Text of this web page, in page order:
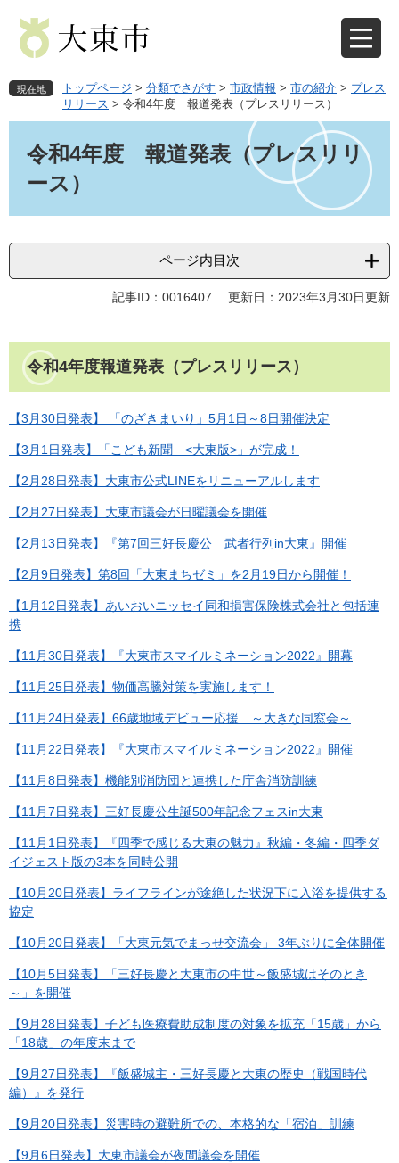
先
で
を
ば
へ
現在地 トップページ > 分類でさがす > 市政情報 > 市の紹介 > プレス
リリース > 令和4年度 報道発表（プレスリリース）
令和4年度 報道発表（プレスリリ
ース）
ページ内目次
記事ID：0016407 更新日：2023年3月30日更新
令和4年度報道発表（プレスリリース）
【3月30日発表】 「のざきまいり」5月1日～8日開催決定
【3月1日発表】「こども新聞 <大東版>」が完成！
【2月28日発表】大東市公式LINEをリニューアルします
【2月27日発表】大東市議会が日曜議会を開催
【2月13日発表】『第7回三好長慶公 武者行列in大東』開催
【2月9日発表】第8回「大東まちゼミ」を2月19日から開催！
【1月12日発表】あいおいニッセイ同和損害保険株式会社と包括連
携
【11月30日発表】『大東市スマイルミネーション2022』開幕​
【11月25日発表】物価高騰対策を実施します！
【11月24日発表】66歳地域デビュー応援 ～大きな同窓会～
【11月22日発表】『大東市スマイルミネーション2022』開催
【11月8日発表】機能別消防団と連携した庁舎消防訓練
【11月7日発表】三好長慶公生誕500年記念フェスin大東
【11月1日発表】『四季で感じる大東の魅力』秋編・冬編・四季ダ
イジェスト版の3本を同時公開
【10月20日発表】ライフラインが途絶した状況下に入浴を提供する
協定
【10月20日発表】「大東元気でまっせ交流会」 3年ぶりに全体開催
【10月5日発表】「三好長慶と大東市の中世～飯盛城はそのとき
～」を開催
【9月28日発表】子ども医療費助成制度の対象を拡充「15歳」から
「18歳」の年度末まで
【9月27日発表】『飯盛城主・三好長慶と大東の歴史（戦国時代
編）』を発行
【9月20日発表】災害時の避難所での、本格的な「宿泊」訓練
【9月6日発表】大東市議会が夜間議会を開催